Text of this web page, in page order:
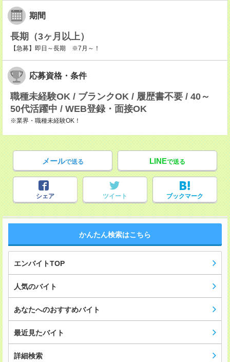
期間
長期（3ヶ月以上）
【急募】即日～長期 ※7月～！
応募資格・条件
職種未経験OK / ブランクOK / 履歴書不要 / 40～
50代活躍中 / WEB登録・面接OK
※業界・職種未経験OK！
メールで送る LINEで送る
シェア ツイート ブックマーク
かんたん検索はこちら
エンバイトTOP
人気のバイト
あなたへのおすすめバイト
最近見たバイト
詳細検索